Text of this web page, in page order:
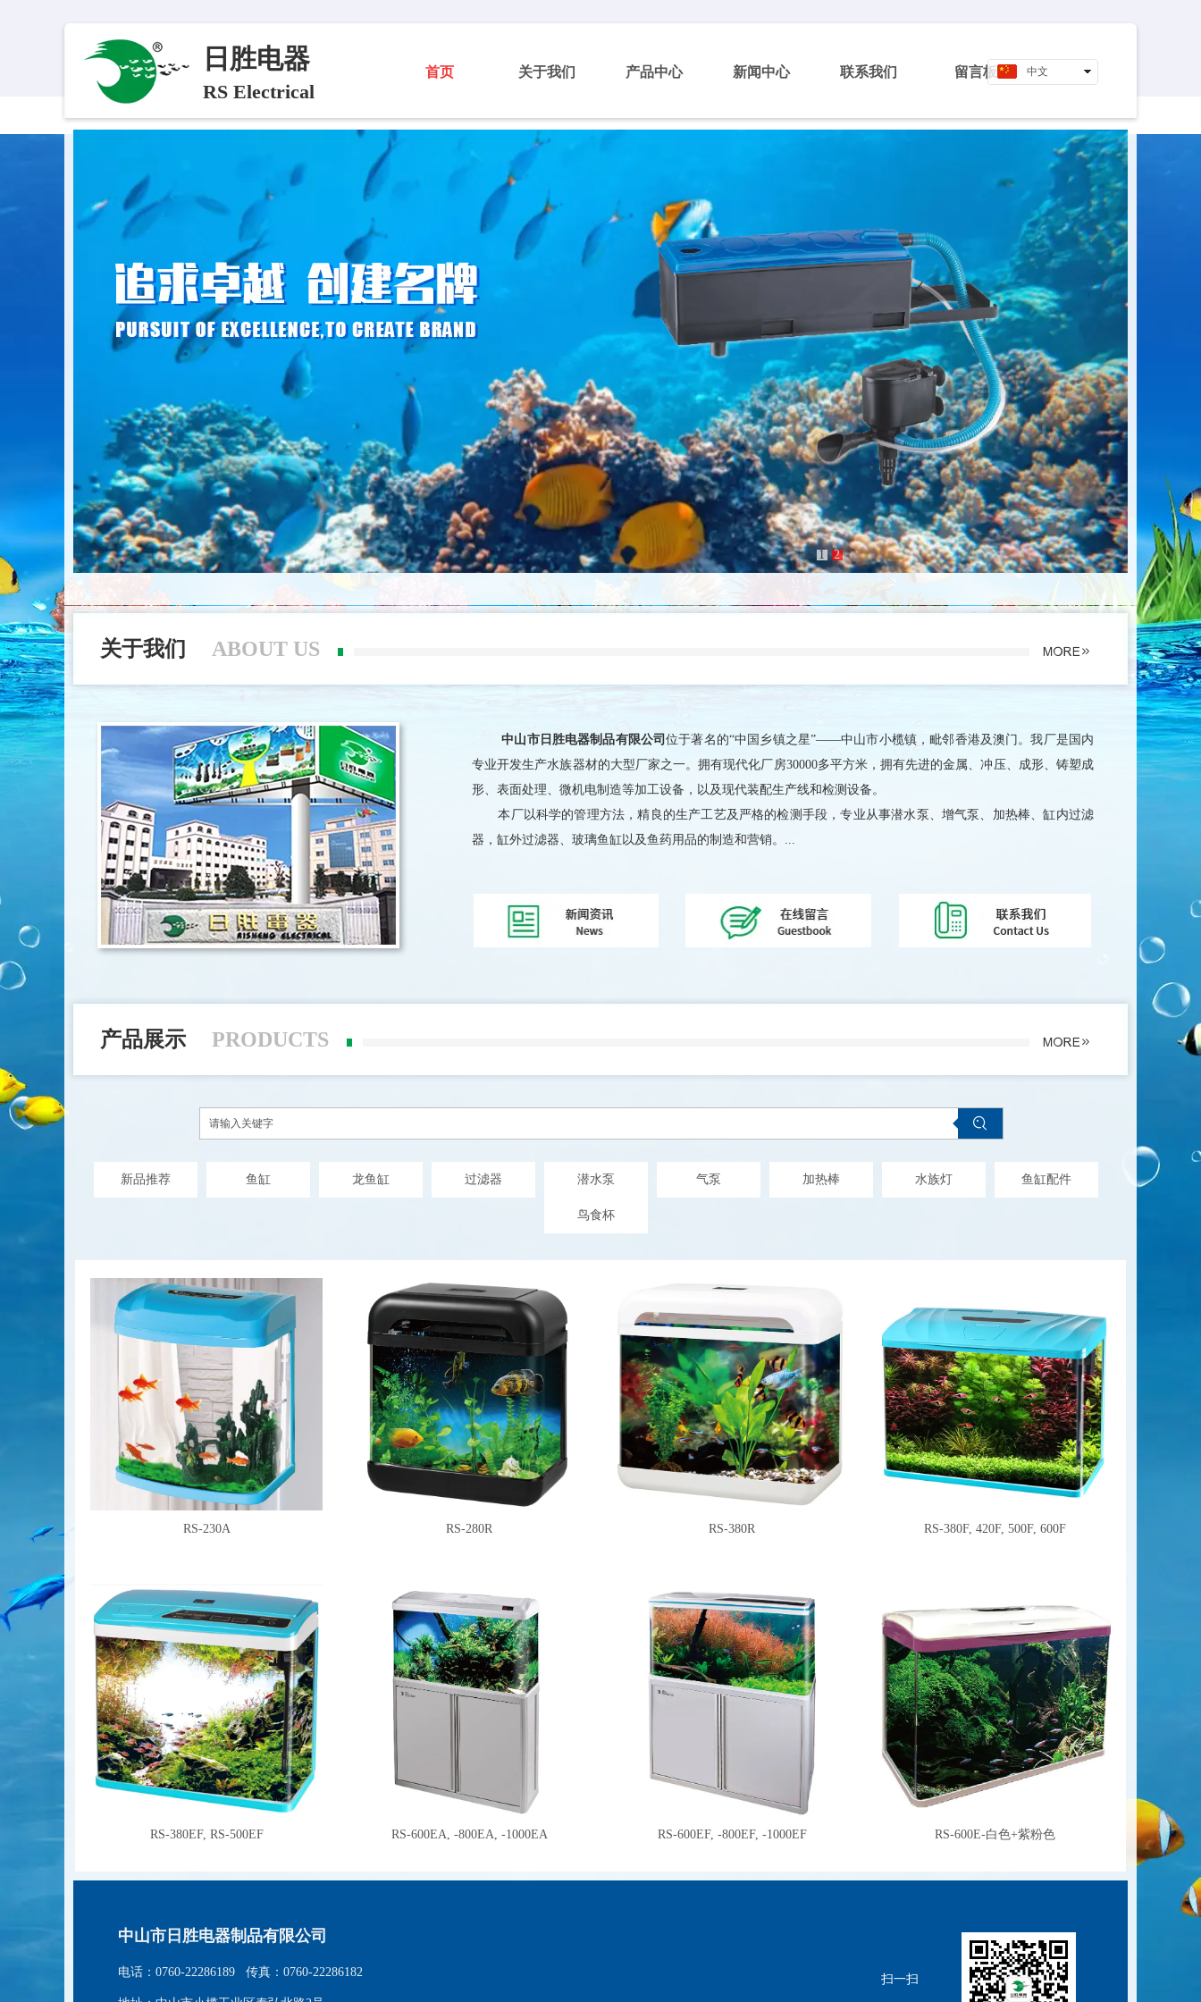
中文
日胜电器
RS Electrical
首页 关于我们 产品中心 新闻中心 联系我们 留言板
1 2
关于我们 ABOUT US
中山市日胜电器制品有限公司位于著名的“中国乡镇之星”——中山市小榄镇，毗邻香港及澳门。我厂是国内
专业开发生产水族器材的大型厂家之一。拥有现代化厂房30000多平方米，拥有先进的金属、冲压、成形、铸塑成
形、表面处理、微机电制造等加工设备，以及现代装配生产线和检测设备。
本厂以科学的管理方法，精良的生产工艺及严格的检测手段，专业从事潜水泵、增气泵、加热棒、缸内过滤
器，缸外过滤器、玻璃鱼缸以及鱼药用品的制造和营销。...
产品展示 PRODUCTS
新品推荐 鱼缸 龙鱼缸 过滤器 潜水泵 气泵 加热棒 水族灯 鱼缸配件
鸟食杯
RS-230A RS-280R RS-380R RS-380F, 420F, 500F, 600F
RS-380EF, RS-500EF RS-600EA, -800EA, -1000EA RS-600EF, -800EF, -1000EF RS-600E-白色+紫粉色
中山市日胜电器制品有限公司
电话：0760-22286189 传真：0760-22286182
扫一扫